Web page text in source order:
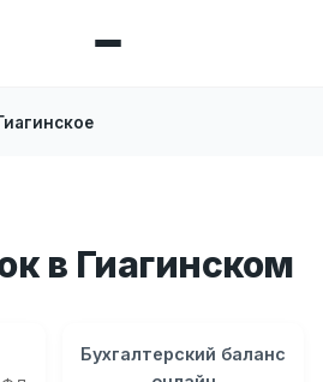
в Гиагинском
Бухгалтерский баланс